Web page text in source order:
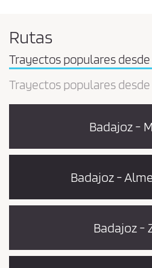
Rutas
Trayectos populares desde
Trayectos populares
Badajoz -
Badajoz -
Badajoz -